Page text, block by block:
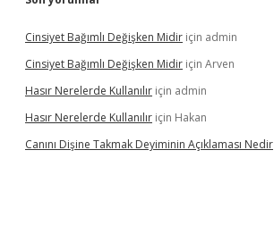
Cinsiyet Bağımlı Değişken Midir için admin
Cinsiyet Bağımlı Değişken Midir için Arven
Hasır Nerelerde Kullanılır için admin
Hasır Nerelerde Kullanılır için Hakan
Canını Dişine Takmak Deyiminin Açıklaması Nedir